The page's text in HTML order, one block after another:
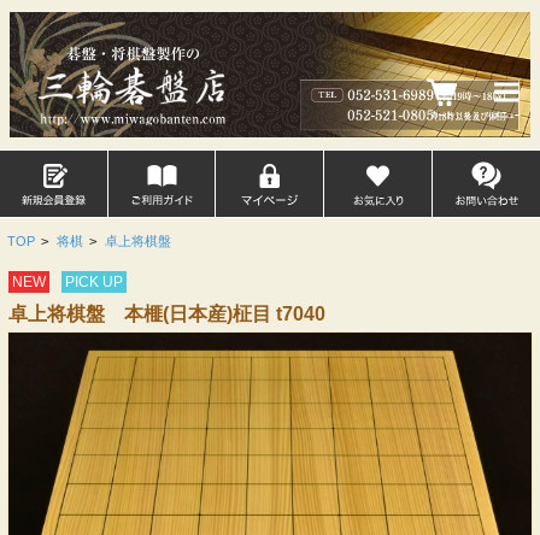
TOP > 将棋 > 卓上将棋盤
NEW PICK UP
卓上将棋盤 本榧(日本産)柾目 t7040